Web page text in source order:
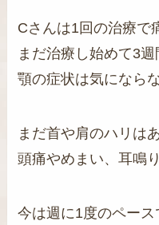
Cさんは1回の治療で
まだ治療し始めて3
顎の症状は気になら
まだ首や肩のハリは
頭痛やめまい、耳鳴
今は週に1度のペース